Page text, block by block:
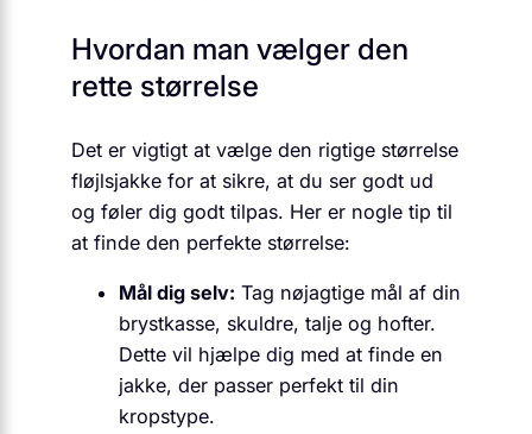
Hvordan man vælger den
rette størrelse
Det er vigtigt at vælge den rigtige størrelse
fløjlsjakke for at sikre, at du ser godt ud
og føler dig godt tilpas. Her er nogle tip til
at finde den perfekte størrelse:
Mål dig selv: Tag nøjagtige mål af din
brystkasse, skuldre, talje og hofter.
Dette vil hjælpe dig med at finde en
jakke, der passer perfekt til din
kropstype.